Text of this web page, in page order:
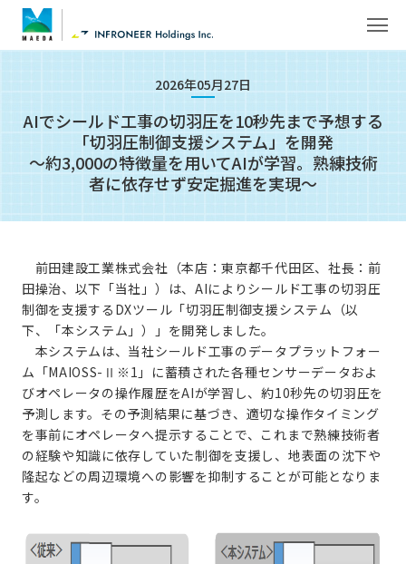
2026年05月27日
AIでシールド工事の切羽圧を10秒先まで予想する
「切羽圧制御支援システム」を開発
～約3,000の特徴量を用いてAIが学習。熟練技術
者に依存せず安定掘進を実現～
前田建設工業株式会社（本店：東京都千代田区、社長：前
田操治、以下「当社」）は、AIによりシールド工事の切羽圧
制御を支援するDXツール「切羽圧制御支援システム（以
下、「本システム」）」を開発しました。
本システムは、当社シールド工事のデータプラットフォー
ム「MAIOSS-Ⅱ※1」に蓄積された各種センサーデータおよ
びオペレータの操作履歴をAIが学習し、約10秒先の切羽圧を
予測します。その予測結果に基づき、適切な操作タイミング
を事前にオペレータへ提示することで、これまで熟練技術者
の経験や知識に依存していた制御を支援し、地表面の沈下や
隆起などの周辺環境への影響を抑制することが可能となりま
す。